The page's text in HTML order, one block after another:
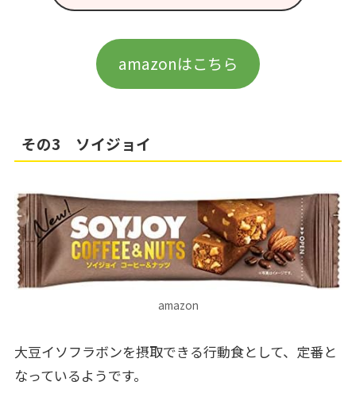
amazonはこちら
その3 ソイジョイ
amazon
大豆イソフラボンを摂取できる行動食として、定番と
なっているようです。